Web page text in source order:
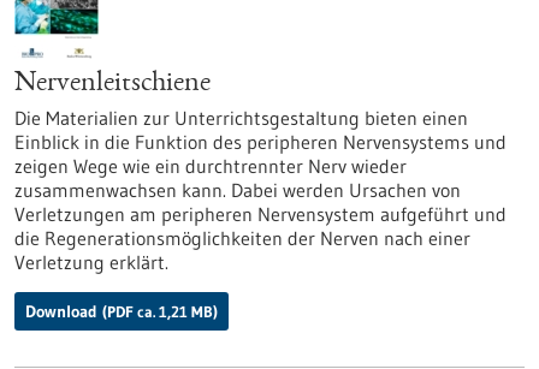
Nervenleitschiene
Die Materialien zur Unterrichtsgestaltung bieten einen
Einblick in die Funktion des peripheren Nervensystems und
zeigen Wege wie ein durchtrennter Nerv wieder
zusammenwachsen kann. Dabei werden Ursachen von
Verletzungen am peripheren Nervensystem aufgeführt und
die Regenerationsmöglichkeiten der Nerven nach einer
Verletzung erklärt.
Download (PDF ca. 1,21 MB)